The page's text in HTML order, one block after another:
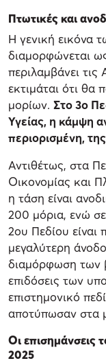
Πτωτικές και
Η γενική εικόνα
διαμορφώνεται
περιλαμβάνει
εκτιμάται ότι
μορίων. Στο 3ο
Υγείας, η κάμψη
περιορισμένη,
Αντιθέτως, στα
Οικονομίας και
η τάση είναι
200 μόρια, ενώ σε
2ου Πεδίου είναι
μεγαλύτερη
διαμόρφωση των
επιδόσεις των
επιστημονικό
αποτύπωσαν στα
Οι επισημάνσεις
2025